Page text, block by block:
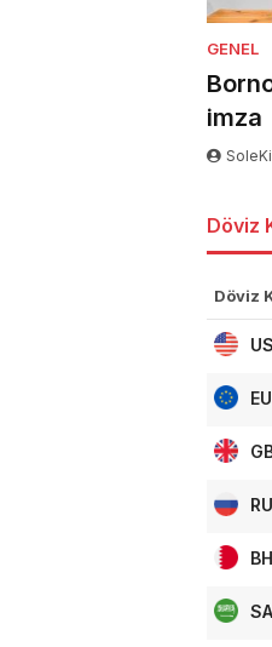
GENEL
imza
Döviz
Döviz